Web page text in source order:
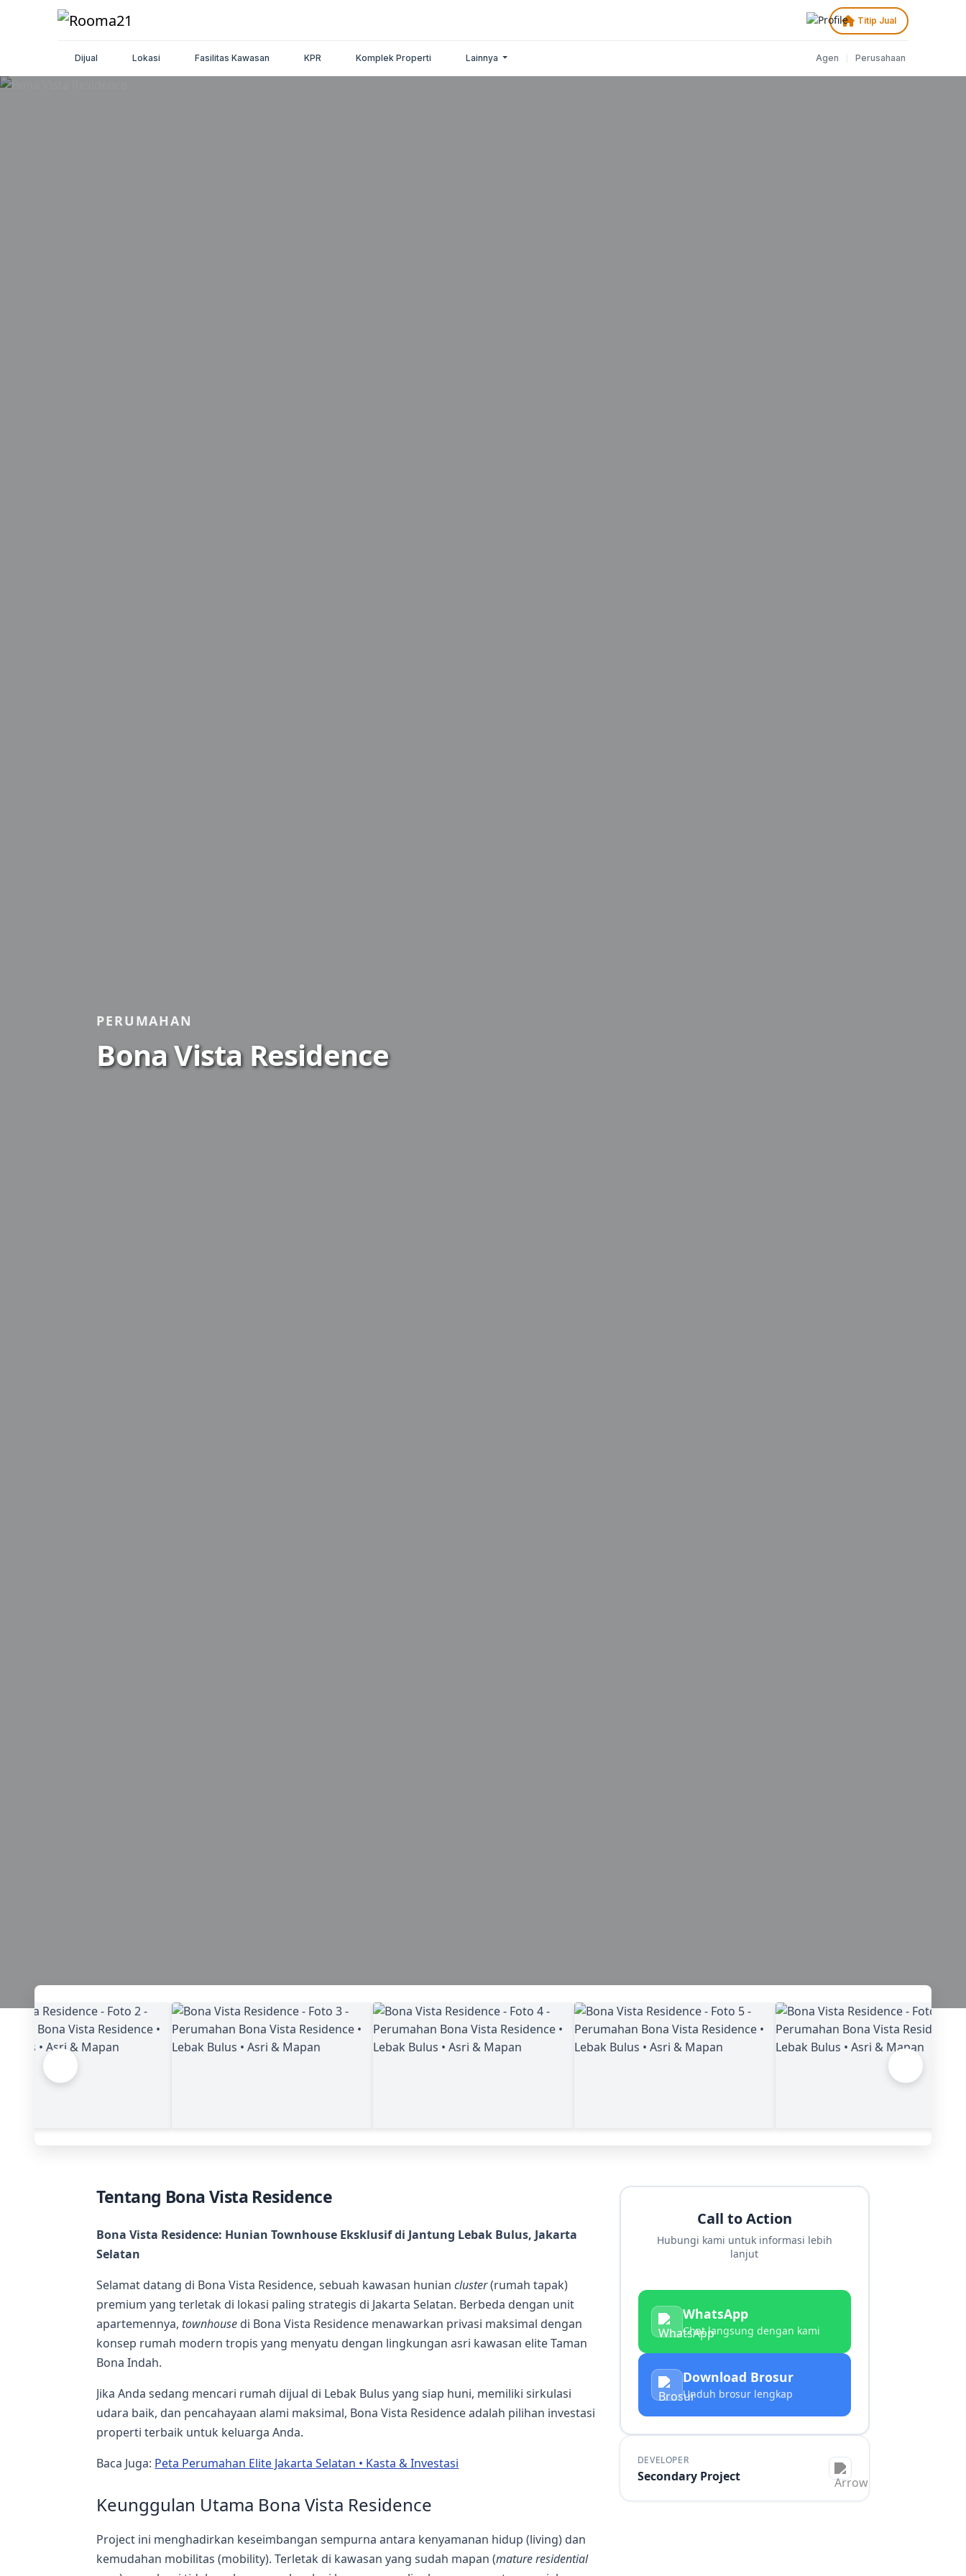
Titip Jual
Dijual Lokasi Fasilitas Kawasan KPR Komplek Properti Lainnya Agen | Perusahaan
PERUMAHAN
Bona Vista Residence
Tentang Bona Vista Residence
Bona Vista Residence: Hunian Townhouse Eksklusif di Jantung Lebak Bulus, Jakarta
Selatan
Selamat datang di Bona Vista Residence, sebuah kawasan huniancluster(rumah tapak)
premium yang terletak di lokasi paling strategis di Jakarta Selatan. Berbeda dengan unit
apartemennya, townhouse di Bona Vista Residence menawarkan privasi maksimal dengan
konsep rumah modern tropis yang menyatu dengan lingkungan asri kawasan elite Taman
Bona Indah.
Jika Anda sedang mencari rumah dijual di Lebak Bulus yang siap huni, memiliki sirkulasi
udara baik, dan pencahayaan alami maksimal, Bona Vista Residence adalah pilihan investasi
properti terbaik untuk keluarga Anda.
Baca Juga: Peta Perumahan Elite Jakarta Selatan • Kasta & Investasi
Keunggulan Utama Bona Vista Residence
Project ini menghadirkan keseimbangan sempurna antara kenyamanan hidup (living) dan
kemudahan mobilitas (mobility). Terletak di kawasan yang sudah mapan (mature residential
Call to Action
Hubungi kami untuk informasi lebih
lanjut
WhatsApp
Chat langsung dengan kami
Download Brosur
Unduh brosur lengkap
DEVELOPER
Secondary Project